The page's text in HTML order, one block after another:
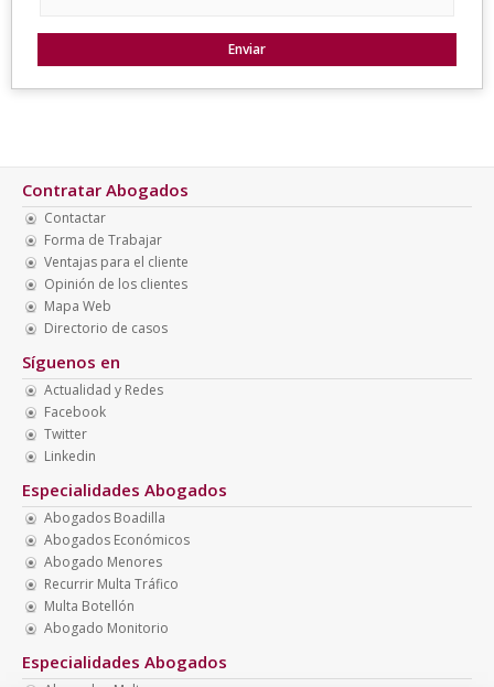
Contratar Abogados
Contactar
Forma de Trabajar
Ventajas para el cliente
Opinión de los clientes
Mapa Web
Directorio de casos
Síguenos en
Actualidad y Redes
Facebook
Twitter
Linkedin
Especialidades Abogados
Abogados Boadilla
Abogados Económicos
Abogado Menores
Recurrir Multa Tráfico
Multa Botellón
Abogado Monitorio
Especialidades Abogados